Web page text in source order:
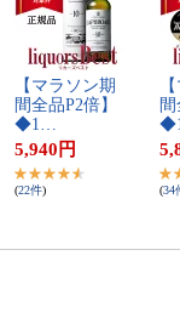
【​マ​ラ​ソ​ン​期​
間​全​品​P​2​倍​】​
◆​1​…
5,940 円
(22件)
間​
(34